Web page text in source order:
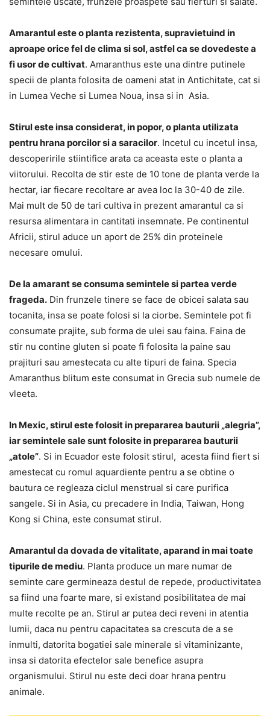
Amarantul este o planta rezistenta, supravietuind in
aproape orice fel de clima si sol, astfel ca se dovedeste a
fi usor de cultivat. Amaranthus este una dintre putinele
specii de planta folosita de oameni atat in Antichitate, cat si
in Lumea Veche si Lumea Noua, insa si in Asia.
Stirul este insa considerat, in popor, o planta utilizata
pentru hrana porcilor si a saracilor. Incetul cu incetul insa,
descoperirile stiintifice arata ca aceasta este o planta a
viitorului. Recolta de stir este de 10 tone de planta verde la
hectar, iar fiecare recoltare ar avea loc la 30-40 de zile.
Mai mult de 50 de tari cultiva in prezent amarantul ca si
resursa alimentara in cantitati insemnate. Pe continentul
Africii, stirul aduce un aport de 25% din proteinele
necesare omului.
De la amarant se consuma semintele si partea verde
frageda. Din frunzele tinere se face de obicei salata sau
tocanita, insa se poate folosi si la ciorbe. Semintele pot fi
consumate prajite, sub forma de ulei sau faina. Faina de
stir nu contine gluten si poate fi folosita la paine sau
prajituri sau amestecata cu alte tipuri de faina. Specia
Amaranthus blitum este consumat in Grecia sub numele de
vleeta.
In Mexic, stirul este folosit in prepararea bauturii „alegria”,
iar semintele sale sunt folosite in prepararea bauturii
„atole”. Si in Ecuador este folosit stirul, acesta fiind fiert si
amestecat cu romul aquardiente pentru a se obtine o
bautura ce regleaza ciclul menstrual si care purifica
sangele. Si in Asia, cu precadere in India, Taiwan, Hong
Kong si China, este consumat stirul.
Amarantul da dovada de vitalitate, aparand in mai toate
tipurile de mediu. Planta produce un mare numar de
seminte care germineaza destul de repede, productivitatea
sa fiind una foarte mare, si existand posibilitatea de mai
multe recolte pe an. Stirul ar putea deci reveni in atentia
lumii, daca nu pentru capacitatea sa crescuta de a se
inmulti, datorita bogatiei sale minerale si vitaminizante,
insa si datorita efectelor sale benefice asupra
organismului. Stirul nu este deci doar hrana pentru
animale.